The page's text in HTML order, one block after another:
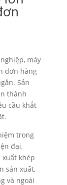
máy
đơn hàng
Sản
thành
cầu khắt
trong
đại,
xuất khép
sản xuất,
và ngoài